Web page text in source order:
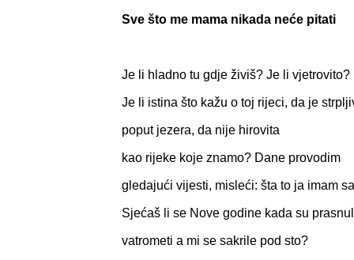
Sve što me mama nikada neće pitati
Je li hladno tu gdje živiš? Je li vjetrovito?
Je li istina što kažu o toj rijeci, da je
poput jezera, da nije hirovita
kao rijeke koje znamo? Dane provodim
gledajući vijesti, misleći: šta to ja imam
Sjećaš li se Nove godine kada su
vatrometi a mi se sakrile pod sto?